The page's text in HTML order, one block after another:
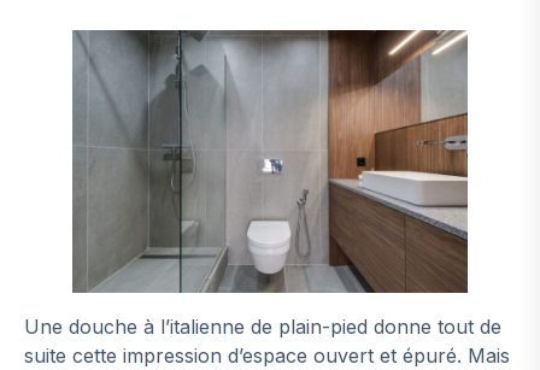
Une douche à l’italienne de plain-pied donne tout de
suite cette impression d’espace ouvert et épuré. Mais